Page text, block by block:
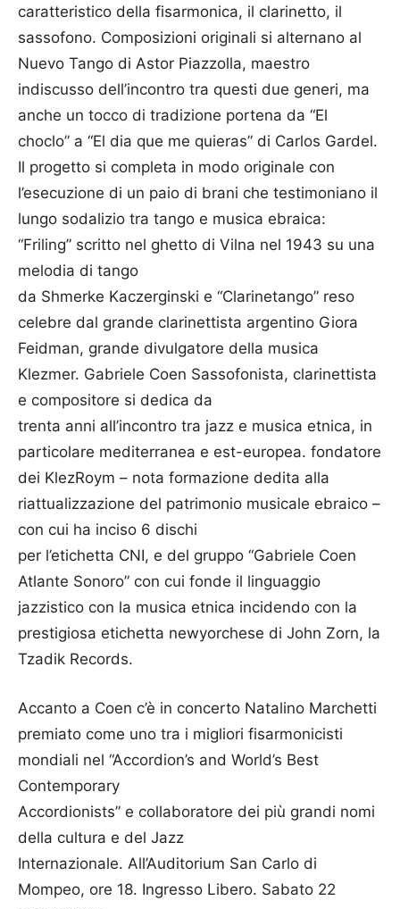
caratteristico della fisarmonica, il clarinetto, il
sassofono. Composizioni originali si alternano al
Nuevo Tango di Astor Piazzolla, maestro
indiscusso dell’incontro tra questi due generi, ma
anche un tocco di tradizione portena da “El
choclo” a “El dia que me quieras” di Carlos Gardel.
Il progetto si completa in modo originale con
l’esecuzione di un paio di brani che testimoniano il
lungo sodalizio tra tango e musica ebraica:
“Friling” scritto nel ghetto di Vilna nel 1943 su una
melodia di tango
da Shmerke Kaczerginski e “Clarinetango” reso
celebre dal grande clarinettista argentino Giora
Feidman, grande divulgatore della musica
Klezmer. Gabriele Coen Sassofonista, clarinettista
e compositore si dedica da
trenta anni all’incontro tra jazz e musica etnica, in
particolare mediterranea e est-europea. fondatore
dei KlezRoym – nota formazione dedita alla
riattualizzazione del patrimonio musicale ebraico –
con cui ha inciso 6 dischi
per l’etichetta CNI, e del gruppo “Gabriele Coen
Atlante Sonoro” con cui fonde il linguaggio
jazzistico con la musica etnica incidendo con la
prestigiosa etichetta newyorchese di John Zorn, la
Tzadik Records.
Accanto a Coen c’è in concerto Natalino Marchetti
premiato come uno tra i migliori fisarmonicisti
mondiali nel “Accordion’s and World’s Best
Contemporary
Accordionists” e collaboratore dei più grandi nomi
della cultura e del Jazz
Internazionale. All’Auditorium San Carlo di
Mompeo, ore 18. Ingresso Libero. Sabato 22